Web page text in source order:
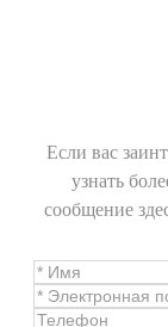
Если вас
узнать
сообщение